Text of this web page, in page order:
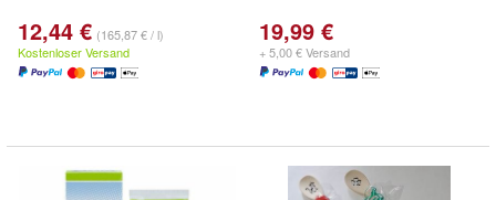
12,44 € (165,87 € / l)
Kostenloser Versand
19,99 €
+ 5,00 € Versand